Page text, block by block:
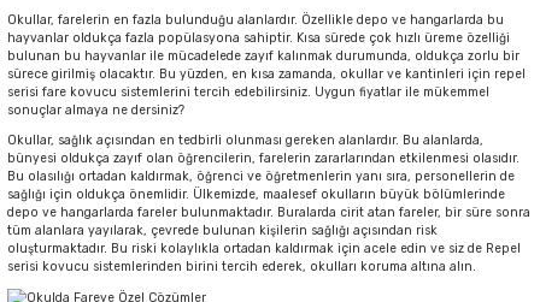
Okullar, farelerin en fazla bulunduğu alanlardır. Özellikle depo ve hangarlarda bu
hayvanlar oldukça fazla popülasyona sahiptir. Kısa sürede çok hızlı üreme özelliği
bulunan bu hayvanlar ile mücadelede zayıf kalınmak durumunda, oldukça zorlu bir
sürece girilmiş olacaktır. Bu yüzden, en kısa zamanda, okullar ve kantinleri için repel
serisi fare kovucu sistemlerini tercih edebilirsiniz. Uygun fiyatlar ile mükemmel
sonuçlar almaya ne dersiniz?
Okullar, sağlık açısından en tedbirli olunması gereken alanlardır. Bu alanlarda,
bünyesi oldukça zayıf olan öğrencilerin, farelerin zararlarından etkilenmesi olasıdır.
Bu olasılığı ortadan kaldırmak, öğrenci ve öğretmenlerin yanı sıra, personellerin de
sağlığı için oldukça önemlidir. Ülkemizde, maalesef okulların büyük bölümlerinde
depo ve hangarlarda fareler bulunmaktadır. Buralarda cirit atan fareler, bir süre sonra
tüm alanlara yayılarak, çevrede bulunan kişilerin sağlığı açısından risk
oluşturmaktadır. Bu riski kolaylıkla ortadan kaldırmak için acele edin ve siz de Repel
serisi kovucu sistemlerinden birini tercih ederek, okulları koruma altına alın.